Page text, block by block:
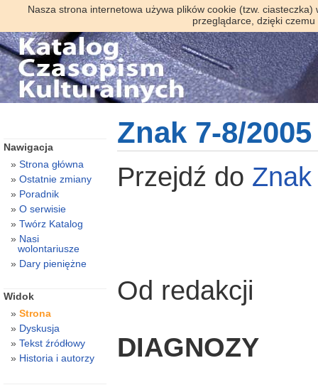
Nasza strona internetowa używa plików cookie (tzw.
przeglądarce, dzięki
Znak 7-8/2005
Przejdź do
Od redakcji
DIAGNOZY
Nawigacja
Strona główna
Ostatnie zmiany
Poradnik
O serwisie
Twórz Katalog
Nasi
wolontariusze
Dary pieniężne
Widok
Strona
Dyskusja
Tekst źródłowy
Historia i autorzy